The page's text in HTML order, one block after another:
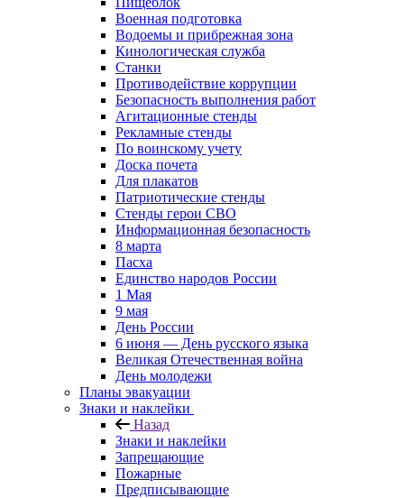
Военная подготовка
Водоемы и прибрежная зона
Кинологическая служба
Станки
Противодействие коррупции
Безопасность выполнения работ
Агитационные стенды
Рекламные стенды
По воинскому учету
Доска почета
Для плакатов
Патриотические стенды
Стенды герои СВО
Информационная безопасность
8 марта
Пасха
Единство народов России
1 Мая
9 мая
День России
6 июня — День русского языка
Великая Отечественная война
День молодежи
Планы эвакуации
Знаки и наклейки
Назад
Знаки и наклейки
Запрещающие
Пожарные
Предписывающие